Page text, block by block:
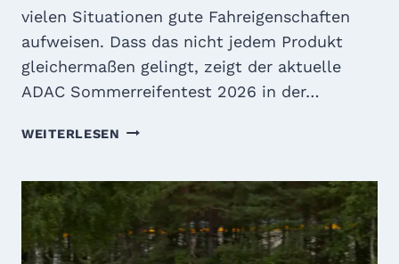
W
R
T
O
E
R
B
L
G
vielen Situationen gute Fahreigenschaften
aufweisen. Dass das nicht jedem Produkt
gleichermaßen gelingt, zeigt der aktuelle
ADAC Sommerreifentest 2026 in der…
WEITERLESEN A
C
O
M